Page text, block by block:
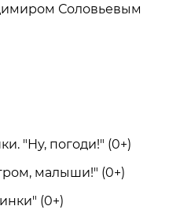
Соловьевым
"Ну, погоди!" (0+)
малыши!" (0+)
(0+)